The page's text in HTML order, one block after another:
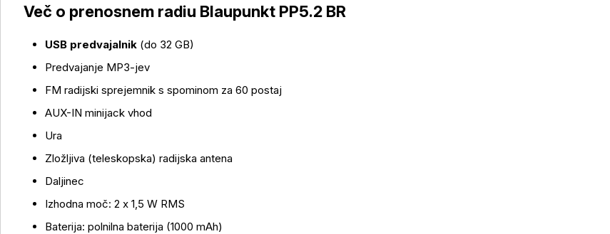
Več o prenosnem radiu Blaupunkt PP5.2 BR
USB predvajalnik (do 32 GB)
Predvajanje MP3-jev
FM radijski sprejemnik s spominom za 60 postaj
AUX-IN minijack vhod
Ura
Zložljiva (teleskopska) radijska antena
Daljinec
Izhodna moč: 2 x 1,5 W RMS
Baterija: polnilna baterija (1000 mAh)